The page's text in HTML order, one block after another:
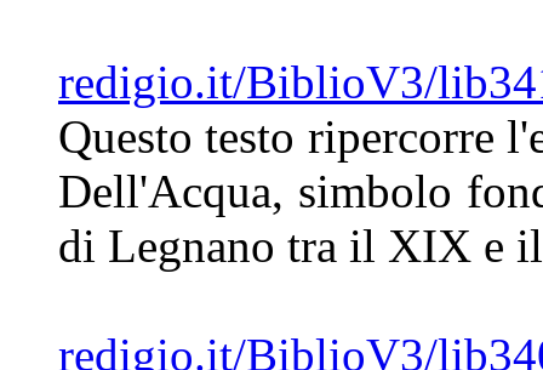
redigio.it/BiblioV3/
Questo testo ripercorre
Dell'Acqua, simbolo
di Legnano tra il XIX e
redigio.it/BiblioV3/